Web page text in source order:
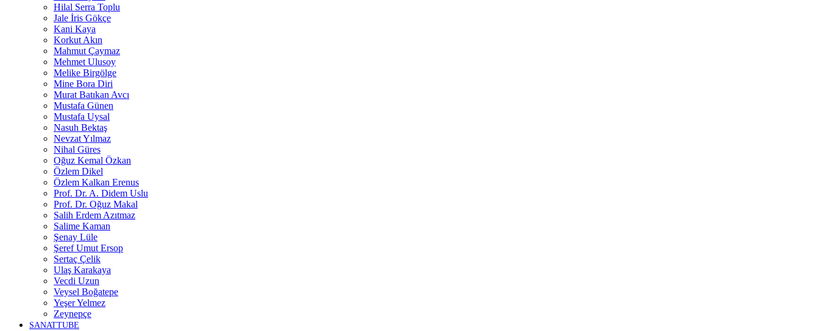
Hilal Serra Toplu
Jale İris Gökçe
Kani Kaya
Korkut Akın
Mahmut Çaymaz
Mehmet Ulusoy
Melike Birgölge
Mine Bora Diri
Murat Batıkan Avcı
Mustafa Günen
Mustafa Uysal
Nasuh Bektaş
Nevzat Yılmaz
Nihal Güres
Oğuz Kemal Özkan
Özlem Dikel
Özlem Kalkan Erenus
Prof. Dr. A. Didem Uslu
Prof. Dr. Oğuz Makal
Salih Erdem Azıtmaz
Salime Kaman
Şenay Lüle
Şeref Umut Ersop
Sertaç Çelik
Ulaş Karakaya
Vecdi Uzun
Veysel Boğatepe
Yeşer Yelmez
Zeynepçe
SANATTUBE